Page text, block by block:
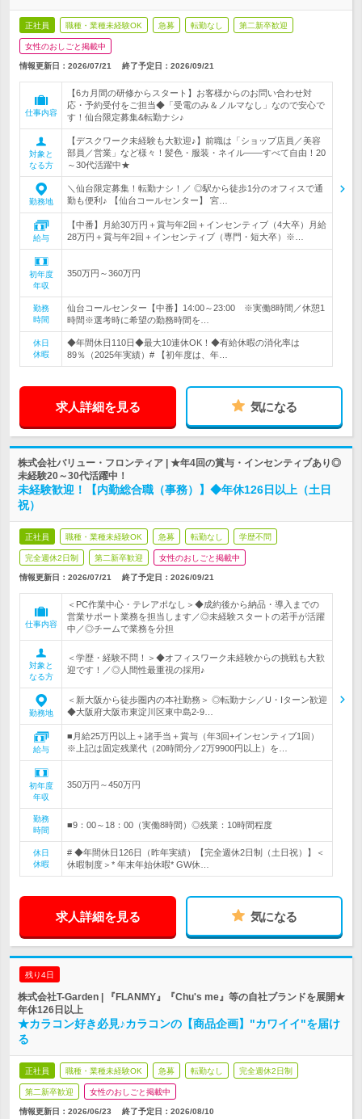
正社員 職種・業種未経験OK 急募 転勤なし 第二新卒歓迎
女性のおしごと掲載中
情報更新日：2026/07/21 終了予定日： 2026/09/21
仕事内容
【6カ月間の研修からスタート】お客様からのお問い合わせ対
応・予約受付をご担当◆「受電のみ＆ノルマなし」なので安心で
す！仙台限定募集&転勤ナシ♪
対象と
なる方
【デスクワーク未経験も大歓迎♪】前職は「ショップ店員／美容
部員／営業」など様々！髪色・服装・ネイル――すべて自由！20
～30代活躍中★
勤務地
＼仙台限定募集！転勤ナシ！／ ◎駅から徒歩1分のオフィスで通
勤も便利♪ 【仙台コールセンター】 宮…
給与
【中番】月給30万円＋賞与年2回＋インセンティブ（4大卒）月給
28万円＋賞与年2回＋インセンティブ（専門・短大卒）※…
初年度
年収
350万円～360万円
勤務
時間
仙台コールセンター【中番】14:00～23:00 ※実働8時間／休憩1
時間※選考時に希望の勤務時間を…
休日
休暇
◆年間休日110日◆最大10連休OK！◆有給休暇の消化率は
89％（2025年実績）# 【初年度は、年…
求人詳細を見る 気になる
株式会社バリュー・フロンティア | ★年4回の賞与・インセンティブあり◎
未経験20～30代活躍中！
未経験歓迎！【内勤総合職（事務）】◆年休126日以上（土日
祝）
正社員 職種・業種未経験OK 急募 転勤なし 学歴不問
完全週休2日制 第二新卒歓迎 女性のおしごと掲載中
情報更新日：2026/07/21 終了予定日： 2026/09/21
仕事内容
＜PC作業中心・テレアポなし＞◆成約後から納品・導入までの
営業サポート業務を担当します／◎未経験スタートの若手が活躍
中／◎チームで業務を分担
対象と
なる方
＜学歴・経験不問！＞◆オフィスワーク未経験からの挑戦も大歓
迎です！／◎人間性最重視の採用♪
勤務地
＜新大阪から徒歩圏内の本社勤務＞ ◎転勤ナシ／U・Iターン歓迎
◆大阪府大阪市東淀川区東中島2-9…
給与
■月給25万円以上＋諸手当＋賞与（年3回+インセンティブ1回）
※上記は固定残業代（20時間分／2万9900円以上）を…
初年度
年収
350万円～450万円
勤務
時間
■9：00～18：00（実働8時間）◎残業：10時間程度
休日
休暇
# ◆年間休日126日（昨年実績）【完全週休2日制（土日祝）】＜
休暇制度＞* 年末年始休暇* GW休…
求人詳細を見る 気になる
残り4日
株式会社T-Garden | 『FLANMY』『Chu's me』等の自社ブランドを展開★
年休126日以上
★カラコン好き必見♪カラコンの【商品企画】"カワイイ"を届け
る
正社員 職種・業種未経験OK 急募 転勤なし 完全週休2日制
第二新卒歓迎 女性のおしごと掲載中
情報更新日：2026/06/23 終了予定日： 2026/08/10